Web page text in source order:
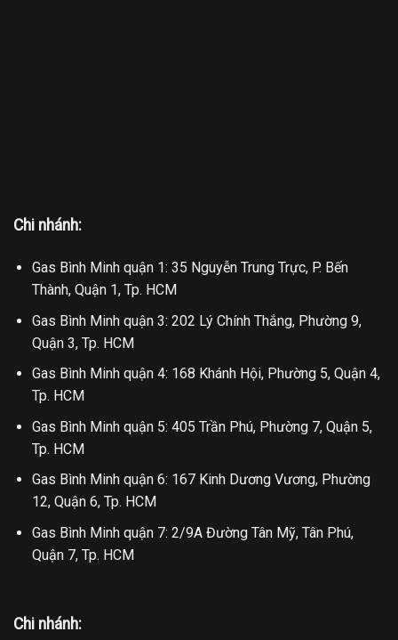
Chi nhánh:
Gas Bình Minh quận 1: 35 Nguyễn Trung Trực, P. Bến
Thành, Quận 1, Tp. HCM
Gas Bình Minh quận 3: 202 Lý Chính Thắng, Phường 9,
Quận 3, Tp. HCM
Gas Bình Minh quận 4: 168 Khánh Hội, Phường 5, Quận 4,
Tp. HCM
Gas Bình Minh quận 5: 405 Trần Phú, Phường 7, Quận 5,
Tp. HCM
Gas Bình Minh quận 6: 167 Kinh Dương Vương, Phường
12, Quận 6, Tp. HCM
Gas Bình Minh quận 7: 2/9A Đường Tân Mỹ, Tân Phú,
Quận 7, Tp. HCM
Chi nhánh: